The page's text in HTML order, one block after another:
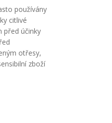
používány
citlivé
před účinky
otřesy,
zboží